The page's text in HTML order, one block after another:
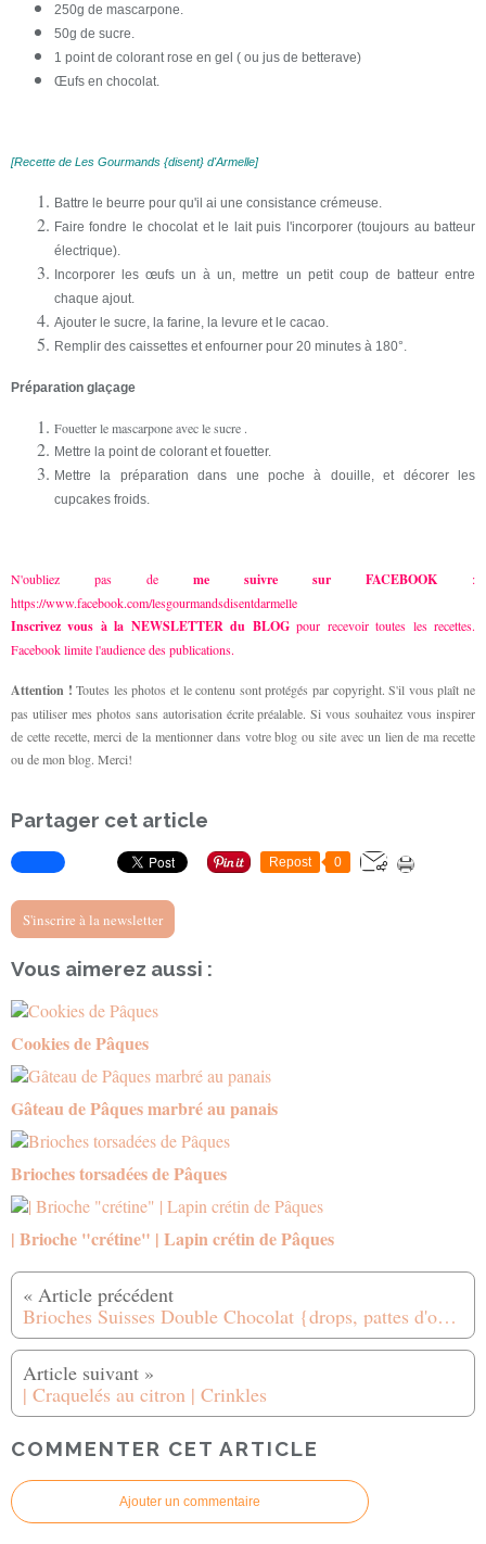
250g de mascarpone.
50g de sucre.
1 point de colorant rose en gel ( ou jus de betterave)
Œufs en chocolat.
[Recette de Les Gourmands {disent} d'Armelle]
Battre le beurre pour qu'il ai une consistance crémeuse.
Faire fondre le chocolat et le lait puis l'incorporer (toujours au batteur
électrique).
Incorporer les œufs un à un, mettre un petit coup de batteur entre
chaque ajout.
Ajouter le sucre, la farine, la levure et le cacao.
Remplir des caissettes et enfourner pour 20 minutes à 180°.
Préparation glaçage
Fouetter le mascarpone avec le sucre .
Mettre la point de colorant et fouetter.
Mettre la préparation dans une poche à douille, et décorer les
cupcakes froids.
N'oubliez pas de me suivre sur FACEBOOK :
https://www.facebook.com/lesgourmandsdisentdarmelle
Inscrivez vous à la NEWSLETTER du BLOGpour recevoir toutes les recettes.
Facebook limite l'audience des publications.
Attention !Toutes les photos et le contenu sont protégés par copyright. S'il vous plaît ne
pas utiliser mes photos sans autorisation écrite préalable. Si vous souhaitez vous inspirer
de cette recette, merci de la mentionner dans votre blog ou site avec un lien de ma recette
ou de mon blog. Merci!
Partager cet article
Repost 0
S'inscrire à la newsletter
Vous aimerez aussi :
Cookies de Pâques
Gâteau de Pâques marbré au panais
Brioches torsadées de Pâques
| Brioche "crétine" | Lapin crétin de Pâques
Brioches Suisses Double Chocolat {drops, pattes d'ours}
| Craquelés au citron | Crinkles
COMMENTER CET ARTICLE
Ajouter un commentaire